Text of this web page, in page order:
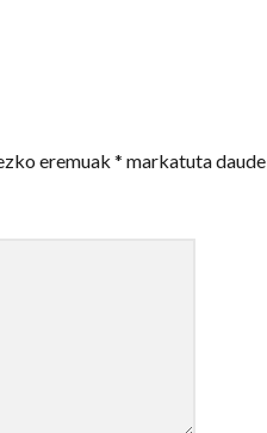
eremuak* markatuta daude